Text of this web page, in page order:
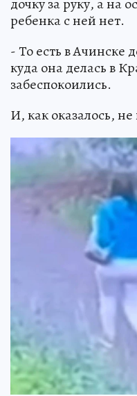
ребенка с ней нет.
- То есть в Ачинске
куда она делась в
забеспокоились.
И, как оказалось,